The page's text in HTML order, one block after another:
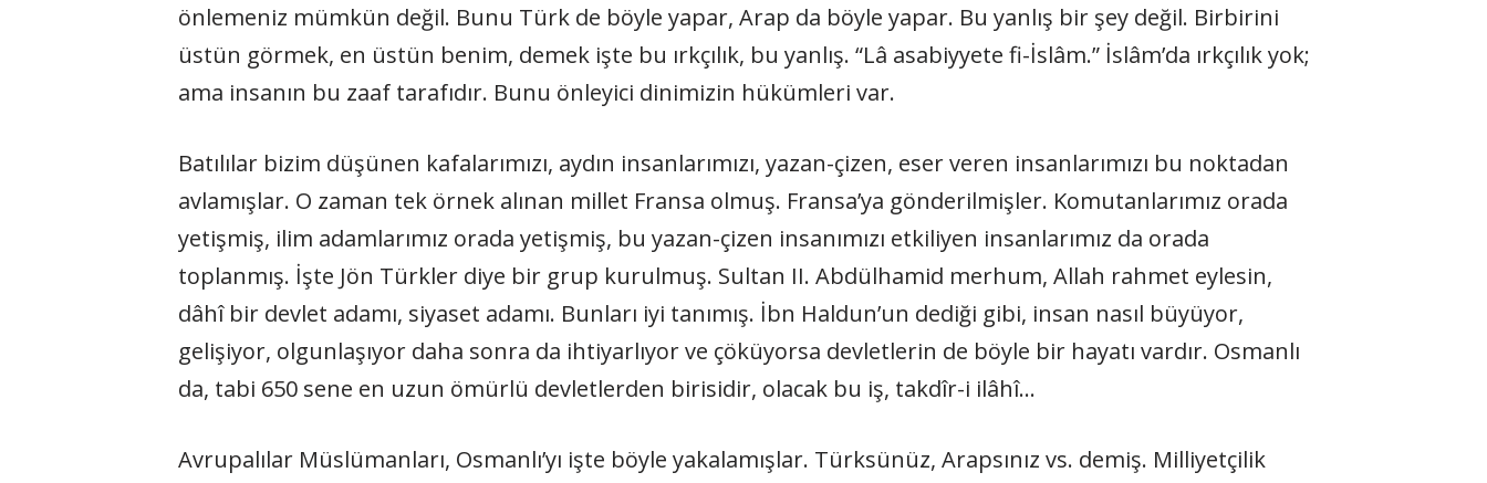
önlemeniz mümkün değil. Bunu Türk de böyle yapar, Arap da böyle yapar. Bu yanlış bir şey değil. Birbirini
üstün görmek, en üstün benim, demek işte bu ırkçılık, bu yanlış. “Lâ asabiyyete fi-İslâm.” İslâm’da ırkçılık yok;
ama insanın bu zaaf tarafıdır. Bunu önleyici dinimizin hükümleri var.
Batılılar bizim düşünen kafalarımızı, aydın insanlarımızı, yazan-çizen, eser veren insanlarımızı bu noktadan
avlamışlar. O zaman tek örnek alınan millet Fransa olmuş. Fransa’ya gönderilmişler. Komutanlarımız orada
yetişmiş, ilim adamlarımız orada yetişmiş, bu yazan-çizen insanımızı etkiliyen insanlarımız da orada
toplanmış. İşte Jön Türkler diye bir grup kurulmuş. Sultan II. Abdülhamid merhum, Allah rahmet eylesin,
dâhî bir devlet adamı, siyaset adamı. Bunları iyi tanımış. İbn Haldun’un dediği gibi, insan nasıl büyüyor,
gelişiyor, olgunlaşıyor daha sonra da ihtiyarlıyor ve çöküyorsa devletlerin de böyle bir hayatı vardır. Osmanlı
da, tabi 650 sene en uzun ömürlü devletlerden birisidir, olacak bu iş, takdîr-i ilâhî…
Avrupalılar Müslümanları, Osmanlı’yı işte böyle yakalamışlar. Türksünüz, Arapsınız vs. demiş. Milliyetçilik